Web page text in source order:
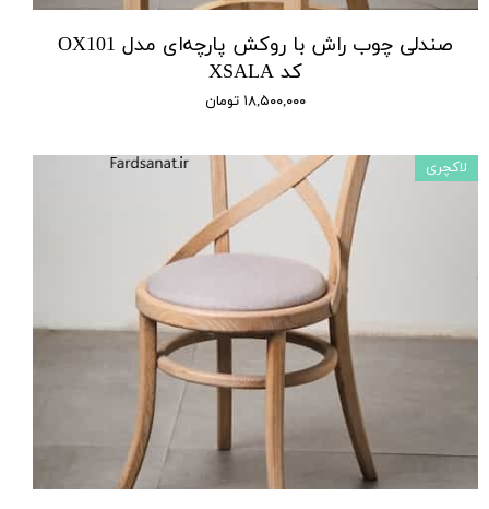
صندلی چوب راش با روکش پارچه‌ای مدل OX101
کد XSALA
۱۸,۵۰۰,۰۰۰ تومان
لاکچری